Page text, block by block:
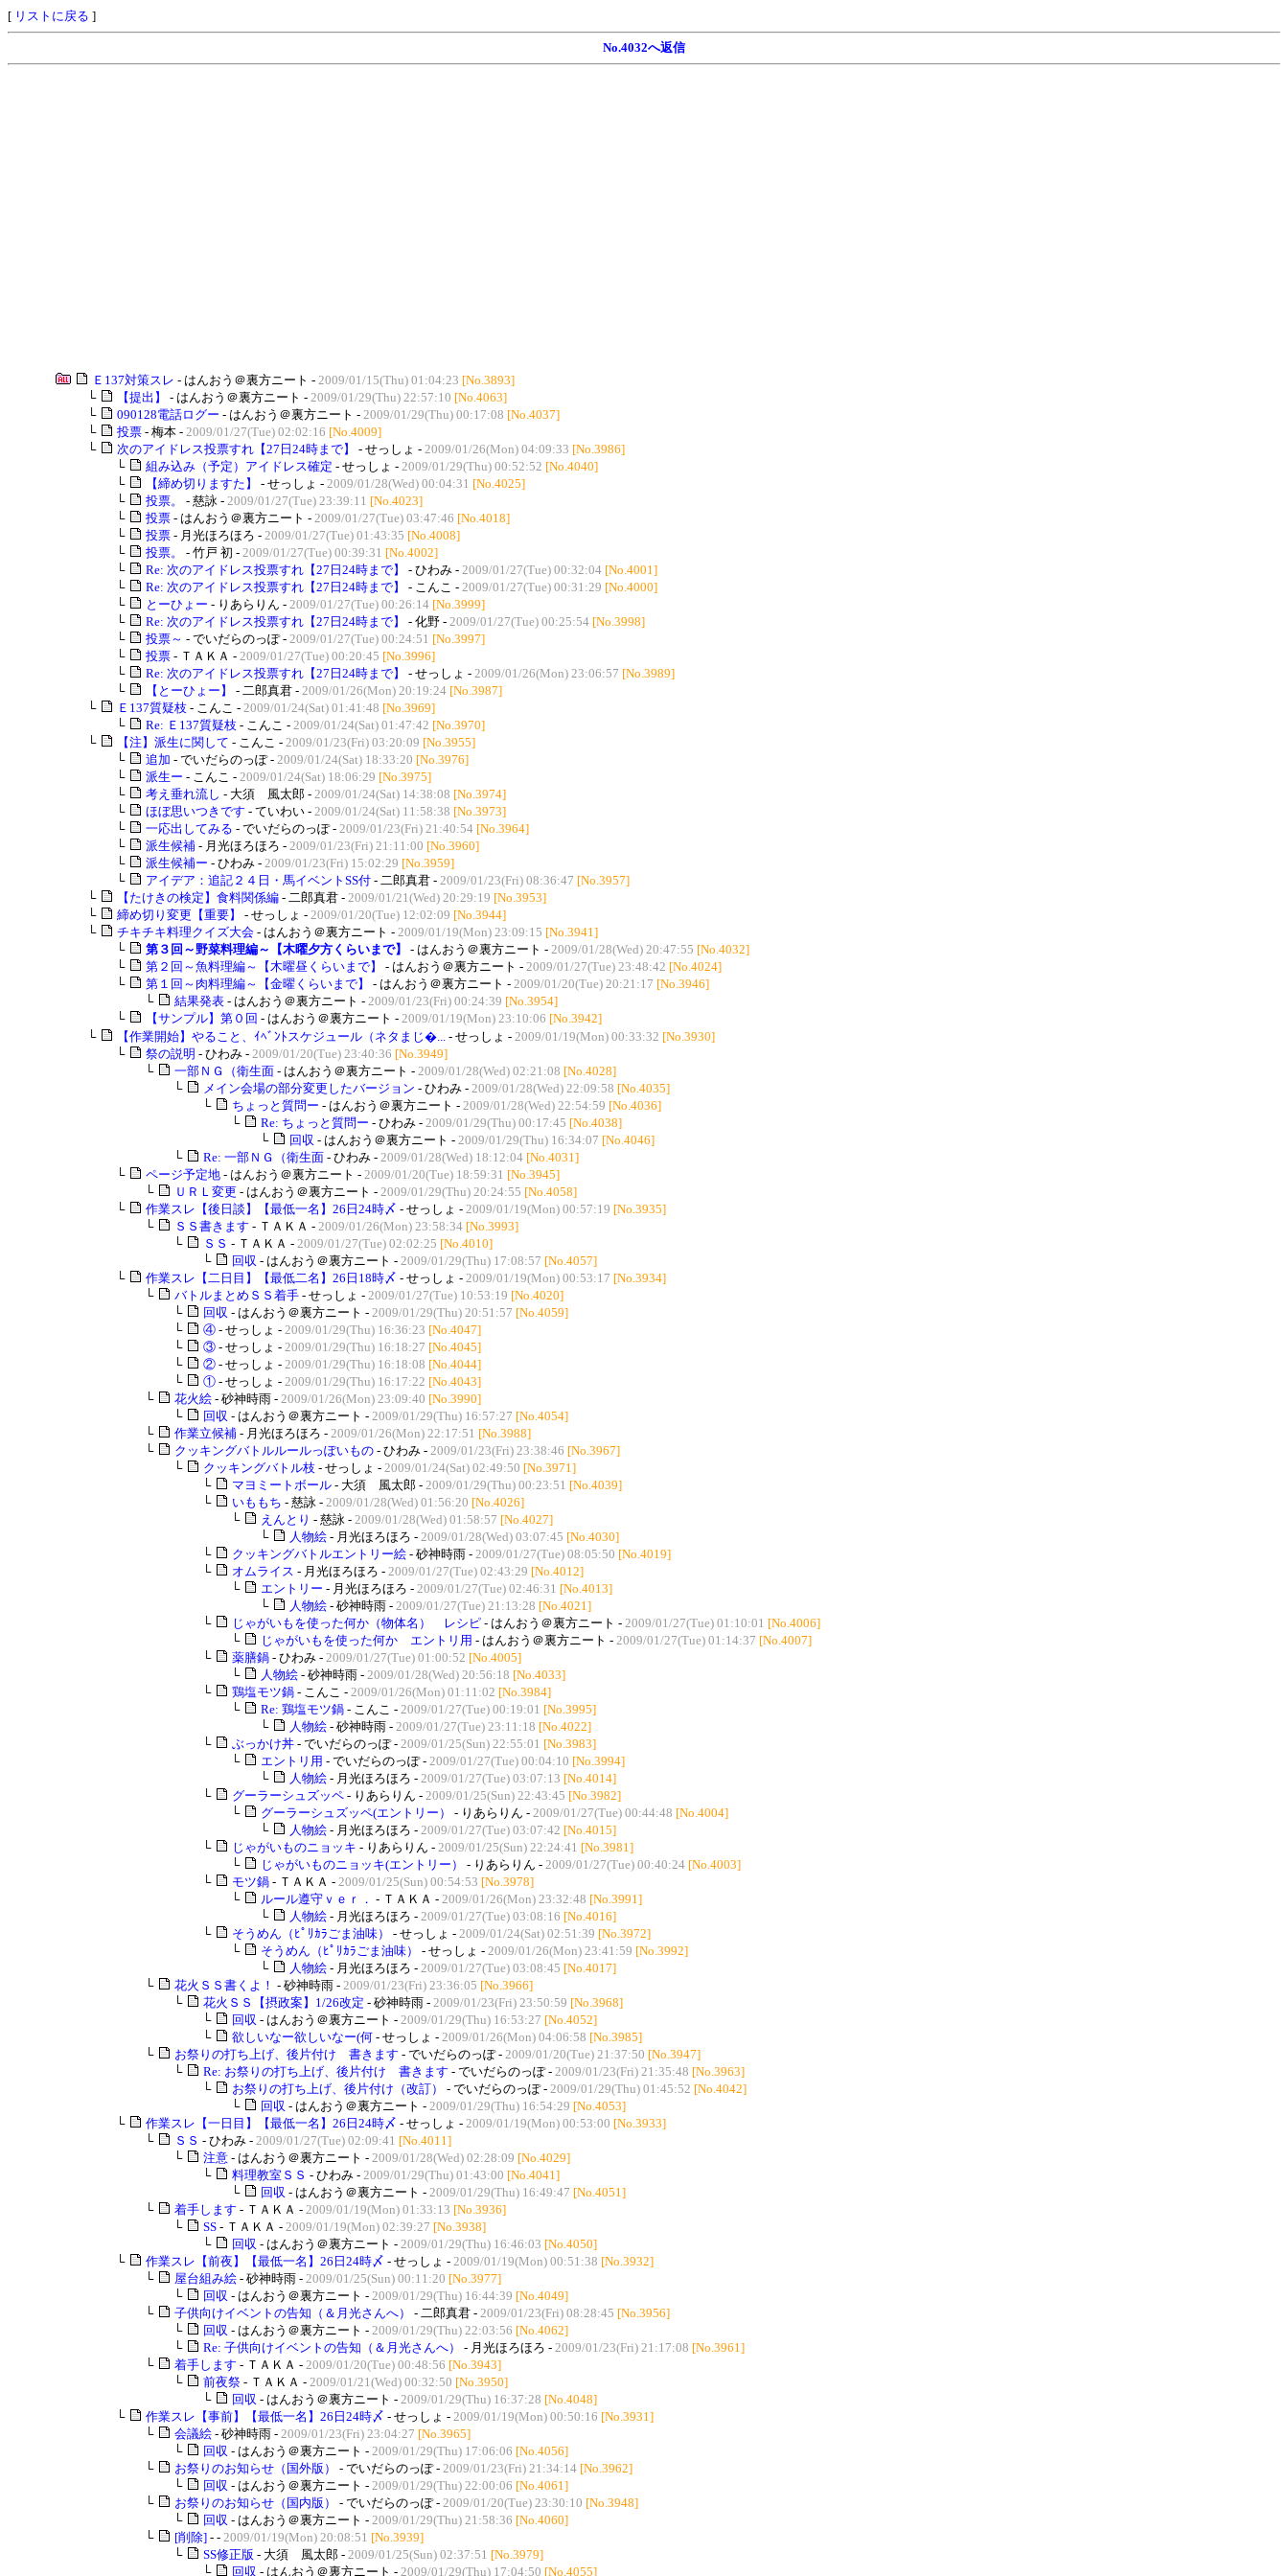
[ リストに戻る ]
No.4032へ返信
Ｅ137対策スレ - はんおう＠裏方ニート - 2009/01/15(Thu) 01:04:23 [No.3893]
└
【提出】 - はんおう＠裏方ニート - 2009/01/29(Thu) 22:57:10 [No.4063]
└
090128電話ログー - はんおう＠裏方ニート - 2009/01/29(Thu) 00:17:08 [No.4037]
└
投票 - 梅本 - 2009/01/27(Tue) 02:02:16 [No.4009]
└
次のアイドレス投票すれ【27日24時まで】 - せっしょ - 2009/01/26(Mon) 04:09:33 [No.3986]
└
組み込み（予定）アイドレス確定 - せっしょ - 2009/01/29(Thu) 00:52:52 [No.4040]
└
【締め切りますた】 - せっしょ - 2009/01/28(Wed) 00:04:31 [No.4025]
└
投票。 - 慈詠 - 2009/01/27(Tue) 23:39:11 [No.4023]
└
投票 - はんおう＠裏方ニート - 2009/01/27(Tue) 03:47:46 [No.4018]
└
投票 - 月光ほろほろ - 2009/01/27(Tue) 01:43:35 [No.4008]
└
投票。 - 竹戸 初 - 2009/01/27(Tue) 00:39:31 [No.4002]
└
Re: 次のアイドレス投票すれ【27日24時まで】 - ひわみ - 2009/01/27(Tue) 00:32:04 [No.4001]
└
Re: 次のアイドレス投票すれ【27日24時まで】 - こんこ - 2009/01/27(Tue) 00:31:29 [No.4000]
└
とーひょー - りあらりん - 2009/01/27(Tue) 00:26:14 [No.3999]
└
Re: 次のアイドレス投票すれ【27日24時まで】 - 化野 - 2009/01/27(Tue) 00:25:54 [No.3998]
└
投票～ - でいだらのっぽ - 2009/01/27(Tue) 00:24:51 [No.3997]
└
投票 - ＴＡＫＡ - 2009/01/27(Tue) 00:20:45 [No.3996]
└
Re: 次のアイドレス投票すれ【27日24時まで】 - せっしょ - 2009/01/26(Mon) 23:06:57 [No.3989]
└
【とーひょー】 - 二郎真君 - 2009/01/26(Mon) 20:19:24 [No.3987]
└
Ｅ137質疑枝 - こんこ - 2009/01/24(Sat) 01:41:48 [No.3969]
└
Re: Ｅ137質疑枝 - こんこ - 2009/01/24(Sat) 01:47:42 [No.3970]
└
【注】派生に関して - こんこ - 2009/01/23(Fri) 03:20:09 [No.3955]
└
追加 - でいだらのっぽ - 2009/01/24(Sat) 18:33:20 [No.3976]
└
派生ー - こんこ - 2009/01/24(Sat) 18:06:29 [No.3975]
└
考え垂れ流し - 大須 風太郎 - 2009/01/24(Sat) 14:38:08 [No.3974]
└
ほぼ思いつきです - ていわい - 2009/01/24(Sat) 11:58:38 [No.3973]
└
一応出してみる - でいだらのっぽ - 2009/01/23(Fri) 21:40:54 [No.3964]
└
派生候補 - 月光ほろほろ - 2009/01/23(Fri) 21:11:00 [No.3960]
└
派生候補ー - ひわみ - 2009/01/23(Fri) 15:02:29 [No.3959]
└
アイデア：追記２４日・馬イベントSS付 - 二郎真君 - 2009/01/23(Fri) 08:36:47 [No.3957]
└
【たけきの検定】食料関係編 - 二郎真君 - 2009/01/21(Wed) 20:29:19 [No.3953]
└
締め切り変更【重要】 - せっしょ - 2009/01/20(Tue) 12:02:09 [No.3944]
└
チキチキ料理クイズ大会 - はんおう＠裏方ニート - 2009/01/19(Mon) 23:09:15 [No.3941]
└
第３回～野菜料理編～【木曜夕方くらいまで】 - はんおう＠裏方ニート - 2009/01/28(Wed) 20:47:55 [No.4032]
└
第２回～魚料理編～【木曜昼くらいまで】 - はんおう＠裏方ニート - 2009/01/27(Tue) 23:48:42 [No.4024]
└
第１回～肉料理編～【金曜くらいまで】 - はんおう＠裏方ニート - 2009/01/20(Tue) 20:21:17 [No.3946]
└
結果発表 - はんおう＠裏方ニート - 2009/01/23(Fri) 00:24:39 [No.3954]
└
【サンプル】第０回 - はんおう＠裏方ニート - 2009/01/19(Mon) 23:10:06 [No.3942]
└
【作業開始】やること、ｲﾍﾞﾝﾄスケジュール（ネタまじ�... - せっしょ - 2009/01/19(Mon) 00:33:32 [No.3930]
└
祭の説明 - ひわみ - 2009/01/20(Tue) 23:40:36 [No.3949]
└
一部ＮＧ（衛生面 - はんおう＠裏方ニート - 2009/01/28(Wed) 02:21:08 [No.4028]
└
メイン会場の部分変更したバージョン - ひわみ - 2009/01/28(Wed) 22:09:58 [No.4035]
└
ちょっと質問ー - はんおう＠裏方ニート - 2009/01/28(Wed) 22:54:59 [No.4036]
└
Re: ちょっと質問ー - ひわみ - 2009/01/29(Thu) 00:17:45 [No.4038]
└
回収 - はんおう＠裏方ニート - 2009/01/29(Thu) 16:34:07 [No.4046]
└
Re: 一部ＮＧ（衛生面 - ひわみ - 2009/01/28(Wed) 18:12:04 [No.4031]
└
ページ予定地 - はんおう＠裏方ニート - 2009/01/20(Tue) 18:59:31 [No.3945]
└
ＵＲＬ変更 - はんおう＠裏方ニート - 2009/01/29(Thu) 20:24:55 [No.4058]
└
作業スレ【後日談】【最低一名】26日24時〆 - せっしょ - 2009/01/19(Mon) 00:57:19 [No.3935]
└
ＳＳ書きます - ＴＡＫＡ - 2009/01/26(Mon) 23:58:34 [No.3993]
└
ＳＳ - ＴＡＫＡ - 2009/01/27(Tue) 02:02:25 [No.4010]
└
回収 - はんおう＠裏方ニート - 2009/01/29(Thu) 17:08:57 [No.4057]
└
作業スレ【二日目】【最低二名】26日18時〆 - せっしょ - 2009/01/19(Mon) 00:53:17 [No.3934]
└
バトルまとめＳＳ着手 - せっしょ - 2009/01/27(Tue) 10:53:19 [No.4020]
└
回収 - はんおう＠裏方ニート - 2009/01/29(Thu) 20:51:57 [No.4059]
└
④ - せっしょ - 2009/01/29(Thu) 16:36:23 [No.4047]
└
③ - せっしょ - 2009/01/29(Thu) 16:18:27 [No.4045]
└
② - せっしょ - 2009/01/29(Thu) 16:18:08 [No.4044]
└
① - せっしょ - 2009/01/29(Thu) 16:17:22 [No.4043]
└
花火絵 - 砂神時雨 - 2009/01/26(Mon) 23:09:40 [No.3990]
└
回収 - はんおう＠裏方ニート - 2009/01/29(Thu) 16:57:27 [No.4054]
└
作業立候補 - 月光ほろほろ - 2009/01/26(Mon) 22:17:51 [No.3988]
└
クッキングバトルルールっぽいもの - ひわみ - 2009/01/23(Fri) 23:38:46 [No.3967]
└
クッキングバトル枝 - せっしょ - 2009/01/24(Sat) 02:49:50 [No.3971]
└
マヨミートボール - 大須 風太郎 - 2009/01/29(Thu) 00:23:51 [No.4039]
└
いももち - 慈詠 - 2009/01/28(Wed) 01:56:20 [No.4026]
└
えんとり - 慈詠 - 2009/01/28(Wed) 01:58:57 [No.4027]
└
人物絵 - 月光ほろほろ - 2009/01/28(Wed) 03:07:45 [No.4030]
└
クッキングバトルエントリー絵 - 砂神時雨 - 2009/01/27(Tue) 08:05:50 [No.4019]
└
オムライス - 月光ほろほろ - 2009/01/27(Tue) 02:43:29 [No.4012]
└
エントリー - 月光ほろほろ - 2009/01/27(Tue) 02:46:31 [No.4013]
└
人物絵 - 砂神時雨 - 2009/01/27(Tue) 21:13:28 [No.4021]
└
じゃがいもを使った何か（物体名） レシピ - はんおう＠裏方ニート - 2009/01/27(Tue) 01:10:01 [No.4006]
└
じゃがいもを使った何か エントリ用 - はんおう＠裏方ニート - 2009/01/27(Tue) 01:14:37 [No.4007]
└
薬膳鍋 - ひわみ - 2009/01/27(Tue) 01:00:52 [No.4005]
└
人物絵 - 砂神時雨 - 2009/01/28(Wed) 20:56:18 [No.4033]
└
鶏塩モツ鍋 - こんこ - 2009/01/26(Mon) 01:11:02 [No.3984]
└
Re: 鶏塩モツ鍋 - こんこ - 2009/01/27(Tue) 00:19:01 [No.3995]
└
人物絵 - 砂神時雨 - 2009/01/27(Tue) 23:11:18 [No.4022]
└
ぶっかけ丼 - でいだらのっぽ - 2009/01/25(Sun) 22:55:01 [No.3983]
└
エントリ用 - でいだらのっぽ - 2009/01/27(Tue) 00:04:10 [No.3994]
└
人物絵 - 月光ほろほろ - 2009/01/27(Tue) 03:07:13 [No.4014]
└
グーラーシュズッペ - りあらりん - 2009/01/25(Sun) 22:43:45 [No.3982]
└
グーラーシュズッペ(エントリー） - りあらりん - 2009/01/27(Tue) 00:44:48 [No.4004]
└
人物絵 - 月光ほろほろ - 2009/01/27(Tue) 03:07:42 [No.4015]
└
じゃがいものニョッキ - りあらりん - 2009/01/25(Sun) 22:24:41 [No.3981]
└
じゃがいものニョッキ(エントリー） - りあらりん - 2009/01/27(Tue) 00:40:24 [No.4003]
└
モツ鍋 - ＴＡＫＡ - 2009/01/25(Sun) 00:54:53 [No.3978]
└
ルール遵守ｖｅｒ． - ＴＡＫＡ - 2009/01/26(Mon) 23:32:48 [No.3991]
└
人物絵 - 月光ほろほろ - 2009/01/27(Tue) 03:08:16 [No.4016]
└
そうめん（ﾋﾟﾘｶﾗごま油味） - せっしょ - 2009/01/24(Sat) 02:51:39 [No.3972]
└
そうめん（ﾋﾟﾘｶﾗごま油味） - せっしょ - 2009/01/26(Mon) 23:41:59 [No.3992]
└
人物絵 - 月光ほろほろ - 2009/01/27(Tue) 03:08:45 [No.4017]
└
花火ＳＳ書くよ！ - 砂神時雨 - 2009/01/23(Fri) 23:36:05 [No.3966]
└
花火ＳＳ【摂政案】1/26改定 - 砂神時雨 - 2009/01/23(Fri) 23:50:59 [No.3968]
└
回収 - はんおう＠裏方ニート - 2009/01/29(Thu) 16:53:27 [No.4052]
└
欲しいなー欲しいなー(何 - せっしょ - 2009/01/26(Mon) 04:06:58 [No.3985]
└
お祭りの打ち上げ、後片付け 書きます - でいだらのっぽ - 2009/01/20(Tue) 21:37:50 [No.3947]
└
Re: お祭りの打ち上げ、後片付け 書きます - でいだらのっぽ - 2009/01/23(Fri) 21:35:48 [No.3963]
└
お祭りの打ち上げ、後片付け（改訂） - でいだらのっぽ - 2009/01/29(Thu) 01:45:52 [No.4042]
└
回収 - はんおう＠裏方ニート - 2009/01/29(Thu) 16:54:29 [No.4053]
└
作業スレ【一日目】【最低一名】26日24時〆 - せっしょ - 2009/01/19(Mon) 00:53:00 [No.3933]
└
ＳＳ - ひわみ - 2009/01/27(Tue) 02:09:41 [No.4011]
└
注意 - はんおう＠裏方ニート - 2009/01/28(Wed) 02:28:09 [No.4029]
└
料理教室ＳＳ - ひわみ - 2009/01/29(Thu) 01:43:00 [No.4041]
└
回収 - はんおう＠裏方ニート - 2009/01/29(Thu) 16:49:47 [No.4051]
└
着手します - ＴＡＫＡ - 2009/01/19(Mon) 01:33:13 [No.3936]
└
SS - ＴＡＫＡ - 2009/01/19(Mon) 02:39:27 [No.3938]
└
回収 - はんおう＠裏方ニート - 2009/01/29(Thu) 16:46:03 [No.4050]
└
作業スレ【前夜】【最低一名】26日24時〆 - せっしょ - 2009/01/19(Mon) 00:51:38 [No.3932]
└
屋台組み絵 - 砂神時雨 - 2009/01/25(Sun) 00:11:20 [No.3977]
└
回収 - はんおう＠裏方ニート - 2009/01/29(Thu) 16:44:39 [No.4049]
└
子供向けイベントの告知（＆月光さんへ） - 二郎真君 - 2009/01/23(Fri) 08:28:45 [No.3956]
└
回収 - はんおう＠裏方ニート - 2009/01/29(Thu) 22:03:56 [No.4062]
└
Re: 子供向けイベントの告知（＆月光さんへ） - 月光ほろほろ - 2009/01/23(Fri) 21:17:08 [No.3961]
└
着手します - ＴＡＫＡ - 2009/01/20(Tue) 00:48:56 [No.3943]
└
前夜祭 - ＴＡＫＡ - 2009/01/21(Wed) 00:32:50 [No.3950]
└
回収 - はんおう＠裏方ニート - 2009/01/29(Thu) 16:37:28 [No.4048]
└
作業スレ【事前】【最低一名】26日24時〆 - せっしょ - 2009/01/19(Mon) 00:50:16 [No.3931]
└
会議絵 - 砂神時雨 - 2009/01/23(Fri) 23:04:27 [No.3965]
└
回収 - はんおう＠裏方ニート - 2009/01/29(Thu) 17:06:06 [No.4056]
└
お祭りのお知らせ（国外版） - でいだらのっぽ - 2009/01/23(Fri) 21:34:14 [No.3962]
└
回収 - はんおう＠裏方ニート - 2009/01/29(Thu) 22:00:06 [No.4061]
└
お祭りのお知らせ（国内版） - でいだらのっぽ - 2009/01/20(Tue) 23:30:10 [No.3948]
└
回収 - はんおう＠裏方ニート - 2009/01/29(Thu) 21:58:36 [No.4060]
└
[削除] - - 2009/01/19(Mon) 20:08:51 [No.3939]
└
SS修正版 - 大須 風太郎 - 2009/01/25(Sun) 02:37:51 [No.3979]
└
回収 - はんおう＠裏方ニート - 2009/01/29(Thu) 17:04:50 [No.4055]